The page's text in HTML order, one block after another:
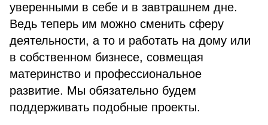
уверенными в себе и в завтрашнем дне.
Ведь теперь им можно сменить сферу
деятельности, а то и работать на дому или
в собственном бизнесе, совмещая
материнство и профессиональное
развитие. Мы обязательно будем
поддерживать подобные проекты.